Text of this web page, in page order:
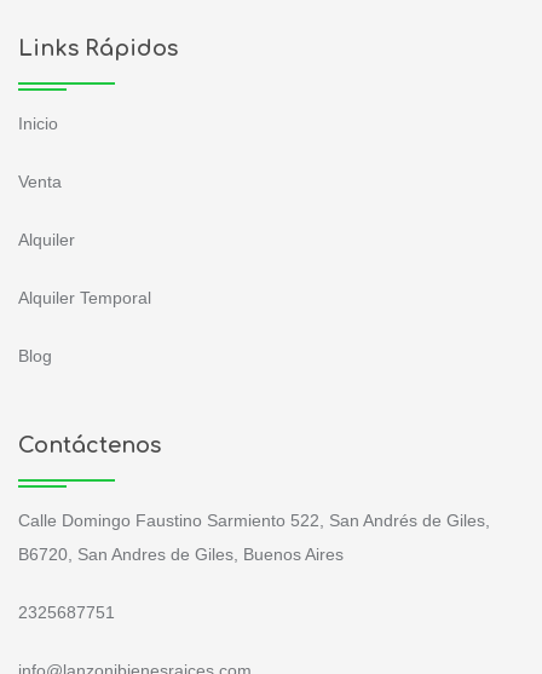
Links Rápidos
Inicio
Venta
Alquiler
Alquiler Temporal
Blog
Contáctenos
Calle Domingo Faustino Sarmiento 522, San Andrés de Giles,
B6720, San Andres de Giles, Buenos Aires
2325687751